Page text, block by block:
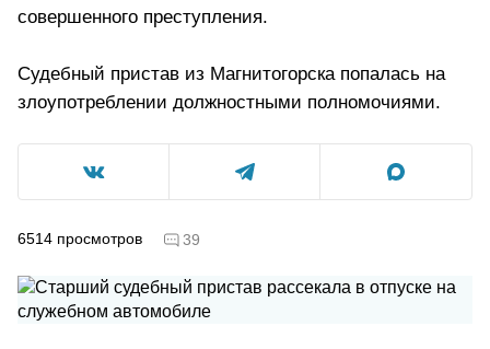
совершенного преступления.
Судебный пристав из Магнитогорска попалась на
злоупотреблении должностными полномочиями.
6514 просмотров 39